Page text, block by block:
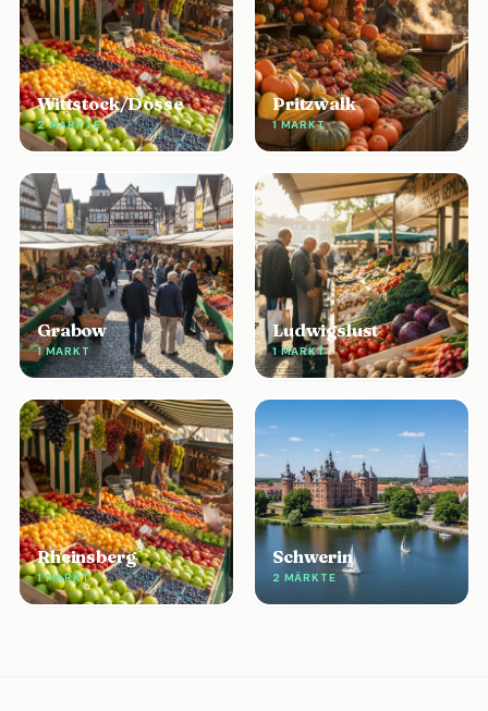
Wittstock/Dosse
2 MÄRKTE
Pritzwalk
1 MARKT
Grabow
1 MARKT
Ludwigslust
1 MARKT
Rheinsberg
1 MARKT
Schwerin
2 MÄRKTE